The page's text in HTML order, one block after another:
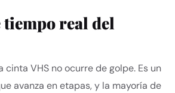
real del
cinta VHS no ocurre de golpe. Es un
avanza en etapas, y la mayoría de